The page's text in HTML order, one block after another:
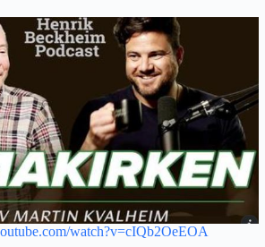
watch?v=cIQb2OeEOA